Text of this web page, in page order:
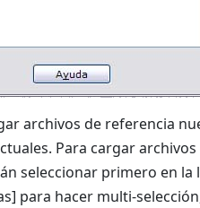
archivos de referencia
Para cargar
seleccionar primero en
para hacer multi-